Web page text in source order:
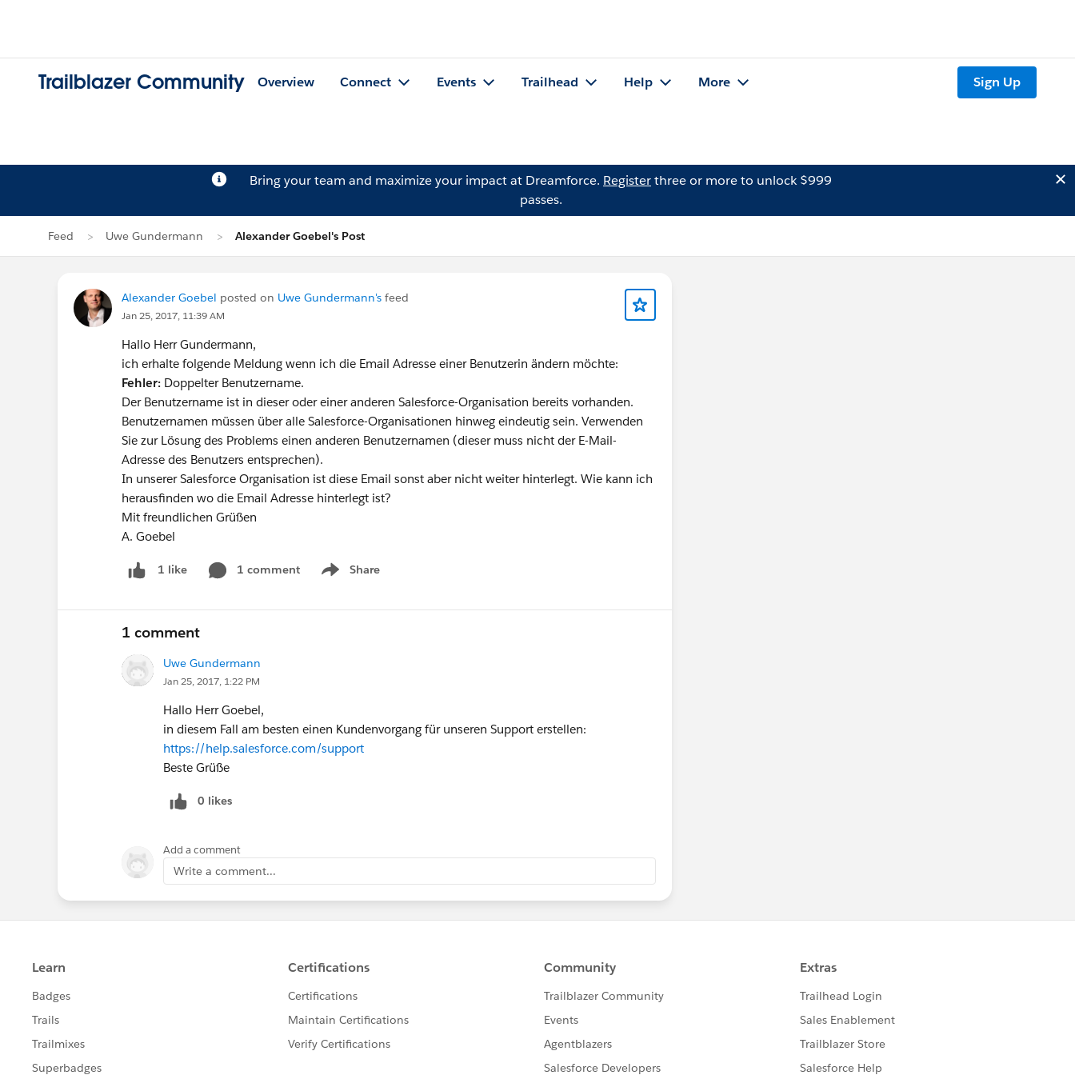
Trailblazer Community Overview Connect Events Trailhead Help More Sign Up
Bring your team and maximize your impact at Dreamforce. Registerthree or more to unlock $999
passes.
Feed Uwe Gundermann Alexander Goebel's Post
Alexander Goebel posted on Uwe Gundermann's feed
Jan 25, 2017, 11:39 AM
Hallo Herr Gundermann,
ich erhalte folgende Meldung wenn ich die Email Adresse einer Benutzerin ändern möchte:
Fehler: Doppelter Benutzername.
Der Benutzername ist in dieser oder einer anderen Salesforce-Organisation bereits vorhanden.
Benutzernamen müssen über alle Salesforce-Organisationen hinweg eindeutig sein. Verwenden
Sie zur Lösung des Problems einen anderen Benutzernamen (dieser muss nicht der E-Mail-
Adresse des Benutzers entsprechen).
In unserer Salesforce Organisation ist diese Email sonst aber nicht weiter hinterlegt. Wie kann ich
herausfinden wo die Email Adresse hinterlegt ist?
Mit freundlichen Grüßen
A. Goebel
1 like 1 comment Share
Show menu
1 comment
Uwe Gundermann
Jan 25, 2017, 1:22 PM
Hallo Herr Goebel,
in diesem Fall am besten einen Kundenvorgang für unseren Support erstellen:
https://help.salesforce.com/support
Beste Grüße
0 likes
Add a comment
Write a comment...